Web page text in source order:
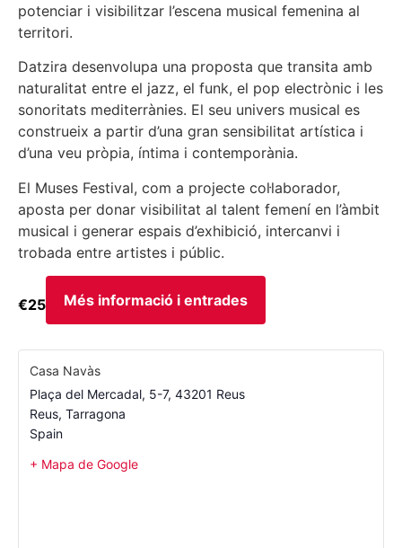
potenciar i visibilitzar l’escena musical femenina al
territori.
Datzira desenvolupa una proposta que transita amb
naturalitat entre el jazz, el funk, el pop electrònic i les
sonoritats mediterrànies. El seu univers musical es
construeix a partir d’una gran sensibilitat artística i
d’una veu pròpia, íntima i contemporània.
El Muses Festival, com a projecte col·laborador,
aposta per donar visibilitat al talent femení en l’àmbit
musical i generar espais d’exhibició, intercanvi i
trobada entre artistes i públic.
€25 Més informació i entrades
Casa Navàs
Plaça del Mercadal, 5-7, 43201 Reus
Reus, Tarragona
Spain
+ Mapa de Google